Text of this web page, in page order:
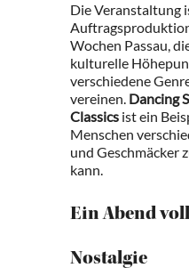
Die Veranstaltung
Wochen Passau,
kulturelle
verschiedene
vereinen. Dancing
Classics ist ein
Menschen
und Geschmäcker
kann.
Ein Abend
Nostalgie